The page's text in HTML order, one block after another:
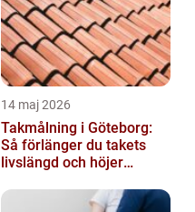
14 maj 2026
Takmålning i Göteborg:
Så förlänger du takets
livslängd och höjer